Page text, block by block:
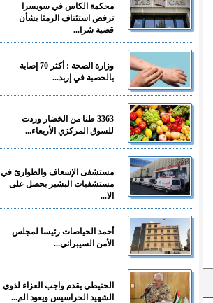
محكمة الكاس في سويسرا
ترفض استئناف الرمثا بشأن
قضية شرا...
وزارة الصحة : أكثر 70 إصابة
بالحصبة في إربد...
3363 طنا من الخضار وردت
للسوق المركزي الأربعاء...
مستشفى الإسعاف والطوارئ في
مستشفيات البشير يحصل على
الا...
أحمد الحياصات رئيسا لمجلس
الأمن السيبراني...
الحنيطي يقدم واجب العزاء لذوي
الشهيد الحراسيس ويعود الم...